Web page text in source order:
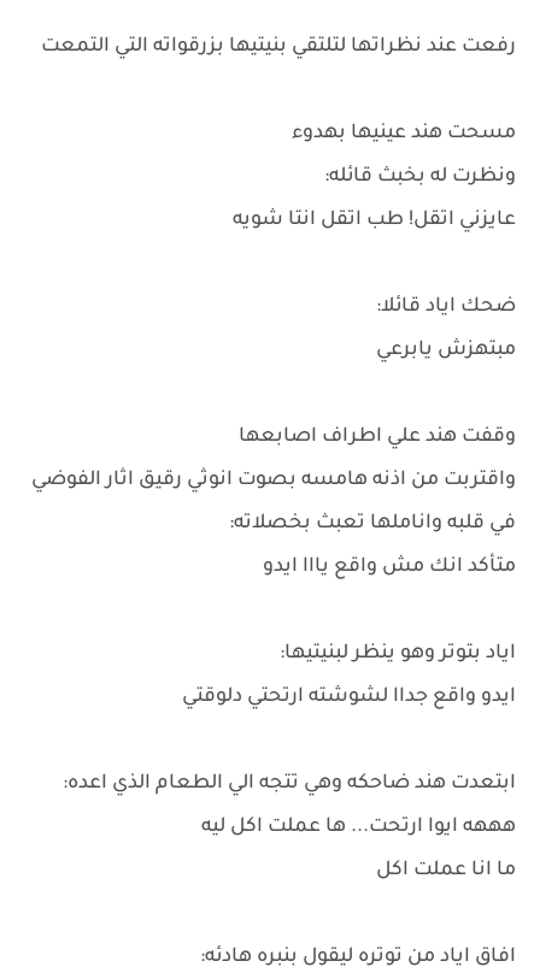
رفعت عند نظراتها لتلتقي بنيتيها بزرقواته التي التمعت
مسحت هند عينيها بهدوء
ونظرت له بخبث قائله:
عايزني اتقل! طب اتقل انتا شويه
ضحك اياد قائلا:
مبتهزش يابرعي
وقفت هند علي اطراف اصابعها
واقتربت من اذنه هامسه بصوت انوثي رقيق اثار الفوضي
في قلبه واناملها تعبث بخصلاته:
متأكد انك مش واقع يااا ايدو
اياد بتوتر وهو ينظر لبنيتيها:
ايدو واقع جداا لشوشته ارتحتي دلوقتي
ابتعدت هند ضاحكه وهي تتجه الي الطعام الذي اعده:
هههه ايوا ارتحت... ها عملت اكل ليه
ما انا عملت اكل
افاق اياد من توتره ليقول بنبره هادئه: